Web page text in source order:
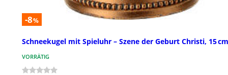
-8%
Schneekugel mit Spieluhr – Szene der Geburt Christi, 15 cm
VORRÄTIG